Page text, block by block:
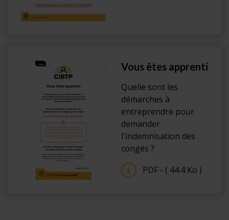
Vous êtes apprenti
Quelle sont les
démarches à
entreprendre pour
demander
l'indemnisation des
congés ?
PDF - ( 44.4 Ko )